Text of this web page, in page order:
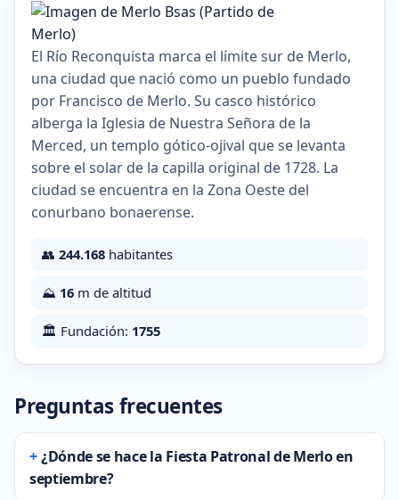
El Río Reconquista marca el límite sur de Merlo,
una ciudad que nació como un pueblo fundado
por Francisco de Merlo. Su casco histórico
alberga la Iglesia de Nuestra Señora de la
Merced, un templo gótico-ojival que se levanta
sobre el solar de la capilla original de 1728. La
ciudad se encuentra en la Zona Oeste del
conurbano bonaerense.
👥 244.168 habitantes
⛰️ 16 m de altitud
🏛️ Fundación: 1755
Preguntas frecuentes
¿Dónde se hace la Fiesta Patronal de Merlo en
septiembre?